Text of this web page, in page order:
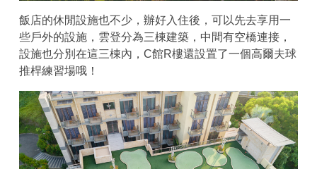
飯店的休閒設施也不少，辦好入住後，可以先去享用一
些戶外的設施，雲登分為三棟建築，中間有空橋連接，
設施也分別在這三棟內，C館R樓還設置了一個高爾夫球
推桿練習場哦！